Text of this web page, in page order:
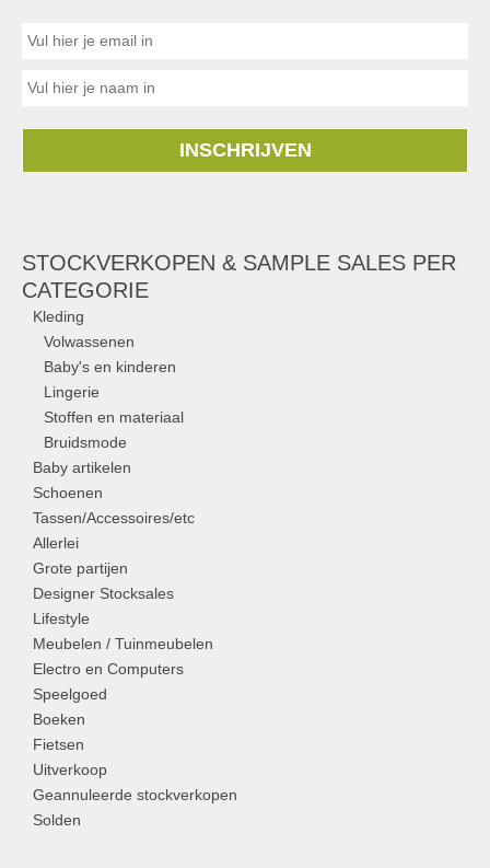
INSCHRIJVEN
STOCKVERKOPEN & SAMPLE SALES PER
CATEGORIE
Kleding
Volwassenen
Baby's en kinderen
Lingerie
Stoffen en materiaal
Bruidsmode
Baby artikelen
Schoenen
Tassen/Accessoires/etc
Allerlei
Grote partijen
Designer Stocksales
Lifestyle
Meubelen / Tuinmeubelen
Electro en Computers
Speelgoed
Boeken
Fietsen
Uitverkoop
Geannuleerde stockverkopen
Solden